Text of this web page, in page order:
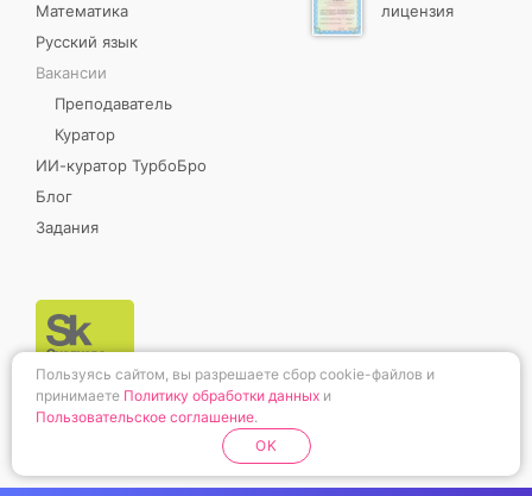
Математика
Русский язык
Вакансии
Преподаватель
Куратор
ИИ-куратор ТурбоБро
Блог
Задания
лицензия
Пользуясь сайтом, вы разрешаете сбор cookie-файлов и
принимаете Политику обработки данных и
Пользовательское соглашение.
OK